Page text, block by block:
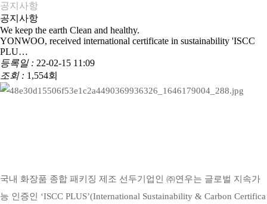
공지사항
공지사항
We keep the earth Clean and healthy.
YONWOO, received international certificate in sustainability 'ISCC
PLU…
등록일 : 22-02-15 11:09
조회 : 1,554회
국내 화장품 종합 패키징 제조 선두기업인 ㈜연우는 글로벌 지속가
능 인증인 ‘ISCC PLUS’(International Sustainability & Carbon Certifica